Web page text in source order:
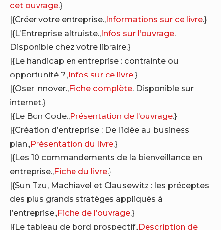
cet ouvrage.}
|{Créer votre entreprise.,Informations sur ce livre.}
|{L’Entreprise altruiste.,Infos sur l’ouvrage.
Disponible chez votre libraire.}
|{Le handicap en entreprise : contrainte ou
opportunité ?.,Infos sur ce livre.}
|{Oser innover.,Fiche complète. Disponible sur
internet.}
|{Le Bon Code.,Présentation de l’ouvrage.}
|{Création d’entreprise : De l’idée au business
plan.,Présentation du livre.}
|{Les 10 commandements de la bienveillance en
entreprise.,Fiche du livre.}
|{Sun Tzu, Machiavel et Clausewitz : les préceptes
des plus grands stratèges appliqués à
l’entreprise.,Fiche de l’ouvrage.}
|{Le tableau de bord prospectif.,Description de